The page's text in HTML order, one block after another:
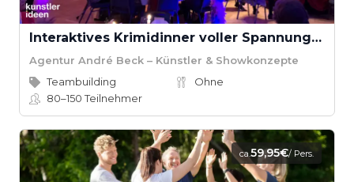
Interaktives Krimidinner voller Spannung & Humor
Agentur André Beck – Künstler & Showkonzepte
Teambuilding
Ohne
80–150Teilnehmer
ca.59,95€/ Pers.